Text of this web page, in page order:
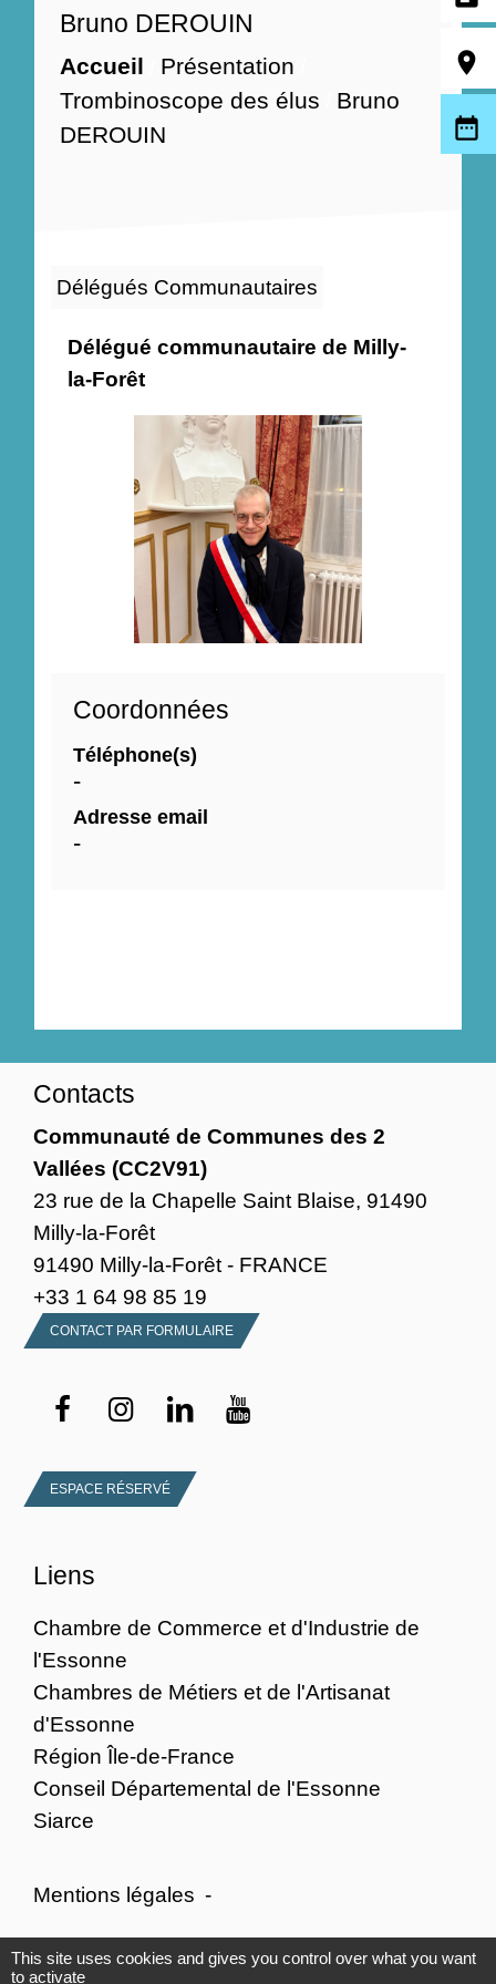
Bruno DEROUIN
Accueil Présentation
Trombinoscope des élus Bruno
DEROUIN
Délégués Communautaires
Délégué communautaire de Milly-
la-Forêt
Coordonnées
Téléphone(s)
-
Adresse email
-
room
date_range
Contacts
Communauté de Communes des 2
Vallées (CC2V91)
23 rue de la Chapelle Saint Blaise, 91490
Milly-la-Forêt
91490 Milly-la-Forêt - FRANCE
+33 1 64 98 85 19
CONTACT PAR FORMULAIRE
ESPACE RÉSERVÉ
Liens
Chambre de Commerce et d'Industrie de
l'Essonne
Chambres de Métiers et de l'Artisanat
d'Essonne
Région Île-de-France
Conseil Départemental de l'Essonne
Siarce
Mentions légales -
Politique de confidentialité - Accessibilité -
This site uses cookies and gives you control over what you want
to activate